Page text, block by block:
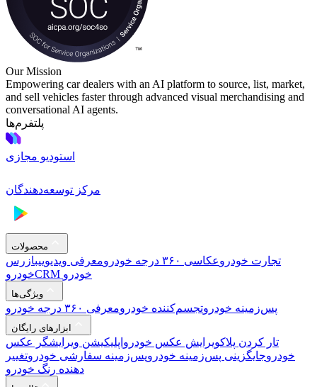
Our Mission
Empowering car dealers with an AI platform to source, list, market,
and sell vehicles faster through advanced visual merchandising and
conversational AI agents.
پلتفرم‌ها
استودیو مجازی
مرکز توسعه‌دهندگان
محصولات
تجارت خودروعکاسی ۳۶۰ درجه خودرو معرفی ویدیوییبازرس
خودرو
CRM خودرو
ویژگی‌ها
پس‌زمینه خودروتجسم‌کننده خودرومعرفی ۳۶۰ درجه خودرو
ابزارهای رایگان
تار کردن پلاکویرایش عکس خودرو اپلیکیشن ویرایشگر عکس
خودروجایگزینی پس‌زمینه خودروپس‌زمینه سفارشی خودروتغییر
دهنده رنگ خودرو